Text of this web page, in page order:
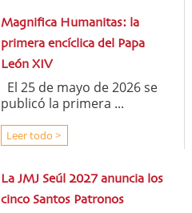
Magnifica Humanitas: la
primera encíclica del Papa
León XIV
El 25 de mayo de 2026 se
publicó la primera ...
Leer todo >
La JMJ Seúl 2027 anuncia los
cinco Santos Patronos